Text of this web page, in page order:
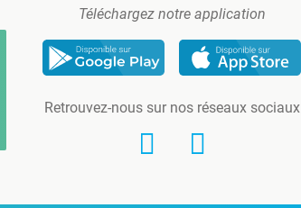
Téléchargez notre application
Retrouvez-nous sur nos réseaux sociaux